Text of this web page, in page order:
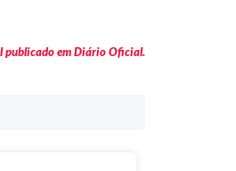
publicado em Diário Oficial.